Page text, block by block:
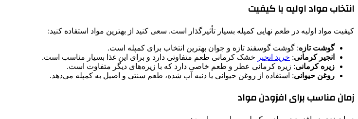
انتخاب مواد اولیه با کیفیت
کیفیت مواد اولیه در طعم نهایی کمپله بسیار تأثیرگذار است. سعی کنید از بهترین مواد استفاده کنید:
گوشت تازه: گوشت گوسفند تازه و جوان بهترین انتخاب برای کمپله است.
انجیر کرمانی: خرید انجیر خشک کرمانی طعم متفاوتی دارد و برای این غذا بسیار مناسب است.
زیره کرمانی: زیره کرمانی عطر و طعم خاصی دارد که با زیره‌های دیگر متفاوت است.
روغن حیوانی: استفاده از روغن حیوانی یا دنبه آب شده، طعم سنتی و اصیل به کمپله می‌دهد.
زمان مناسب برای افزودن مواد